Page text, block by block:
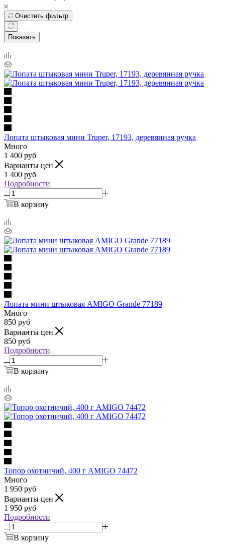
Очистить фильтр
Показать
Лопата штыковая мини Truper, 17193, деревянная ручка
Много
1 400 руб
Варианты цен
1 400 руб
Подробности
В корзину
Лопата мини штыковая AMIGO Grande 77189
Много
850 руб
Варианты цен
850 руб
Подробности
В корзину
Топор охотничий, 400 г AMIGO 74472
Много
1 950 руб
Варианты цен
1 950 руб
Подробности
В корзину